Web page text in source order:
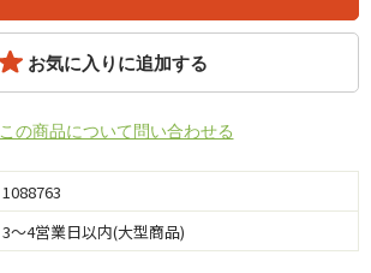
お気に入りに追加する
この商品について問い合わせる
1088763
3～4営業日以内(大型商品)